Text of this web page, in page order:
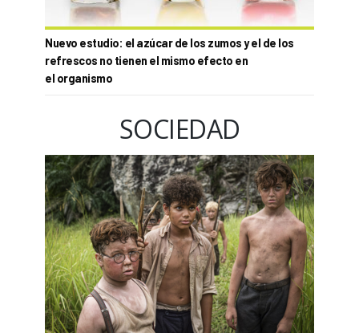
Nuevo estudio: el azúcar de los zumos y el de los
refrescos no tienen el mismo efecto en
el organismo
SOCIEDAD